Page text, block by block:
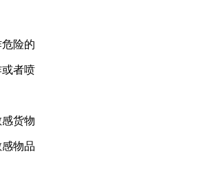
险的
者喷
货物
物品